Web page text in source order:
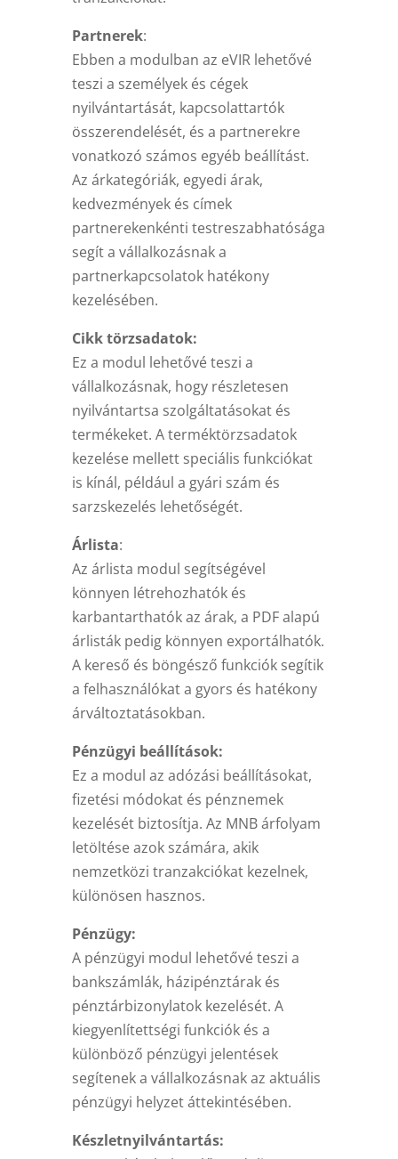
Partnerek:
Ebben a modulban az eVIR lehetővé
teszi a személyek és cégek
nyilvántartását, kapcsolattartók
összerendelését, és a partnerekre
vonatkozó számos egyéb beállítást.
Az árkategóriák, egyedi árak,
kedvezmények és címek
partnerekenkénti testreszabhatósága
segít a vállalkozásnak a
partnerkapcsolatok hatékony
kezelésében.
Cikk törzsadatok:
Ez a modul lehetővé teszi a
vállalkozásnak, hogy részletesen
nyilvántartsa szolgáltatásokat és
termékeket. A terméktörzsadatok
kezelése mellett speciális funkciókat
is kínál, például a gyári szám és
sarzskezelés lehetőségét.
Árlista:
Az árlista modul segítségével
könnyen létrehozhatók és
karbantarthatók az árak, a PDF alapú
árlisták pedig könnyen exportálhatók.
A kereső és böngésző funkciók segítik
a felhasználókat a gyors és hatékony
árváltoztatásokban.
Pénzügyi beállítások:
Ez a modul az adózási beállításokat,
fizetési módokat és pénznemek
kezelését biztosítja. Az MNB árfolyam
letöltése azok számára, akik
nemzetközi tranzakciókat kezelnek,
különösen hasznos.
Pénzügy:
A pénzügyi modul lehetővé teszi a
bankszámlák, házipénztárak és
pénztárbizonylatok kezelését. A
kiegyenlítettségi funkciók és a
különböző pénzügyi jelentések
segítenek a vállalkozásnak az aktuális
pénzügyi helyzet áttekintésében.
Készletnyilvántartás: